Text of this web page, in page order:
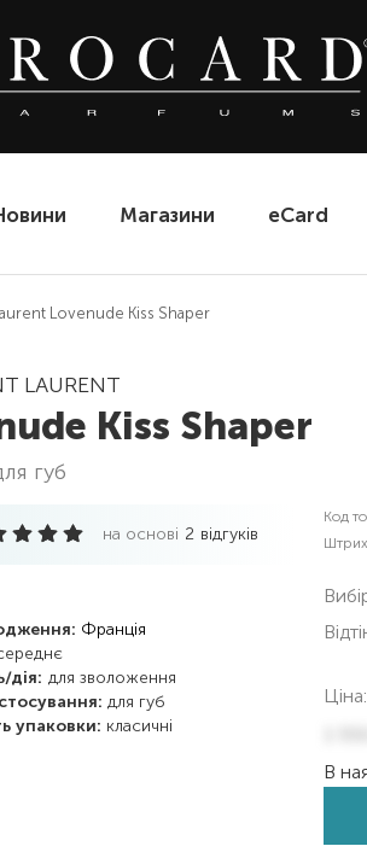
Магазини eCard
Lovenude Kiss Shaper
LAURENT
Kiss Shaper
губ
на основі 2 відгуків
Франція
дія: для зволоження
для губ
упаковки: класичні
Код
Ціна:
В